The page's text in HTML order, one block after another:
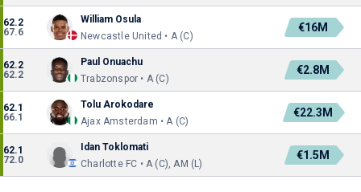
62.2
67.6
William Osula
Newcastle United • A (C)
€16M
62.2
62.2
Paul Onuachu
Trabzonspor • A (C)
€2.8M
62.1
66.1
Tolu Arokodare
Ajax Amsterdam • A (C)
€22.3M
62.1
72.0
Idan Toklomati
Charlotte FC • A (C), AM (L)
€1.5M